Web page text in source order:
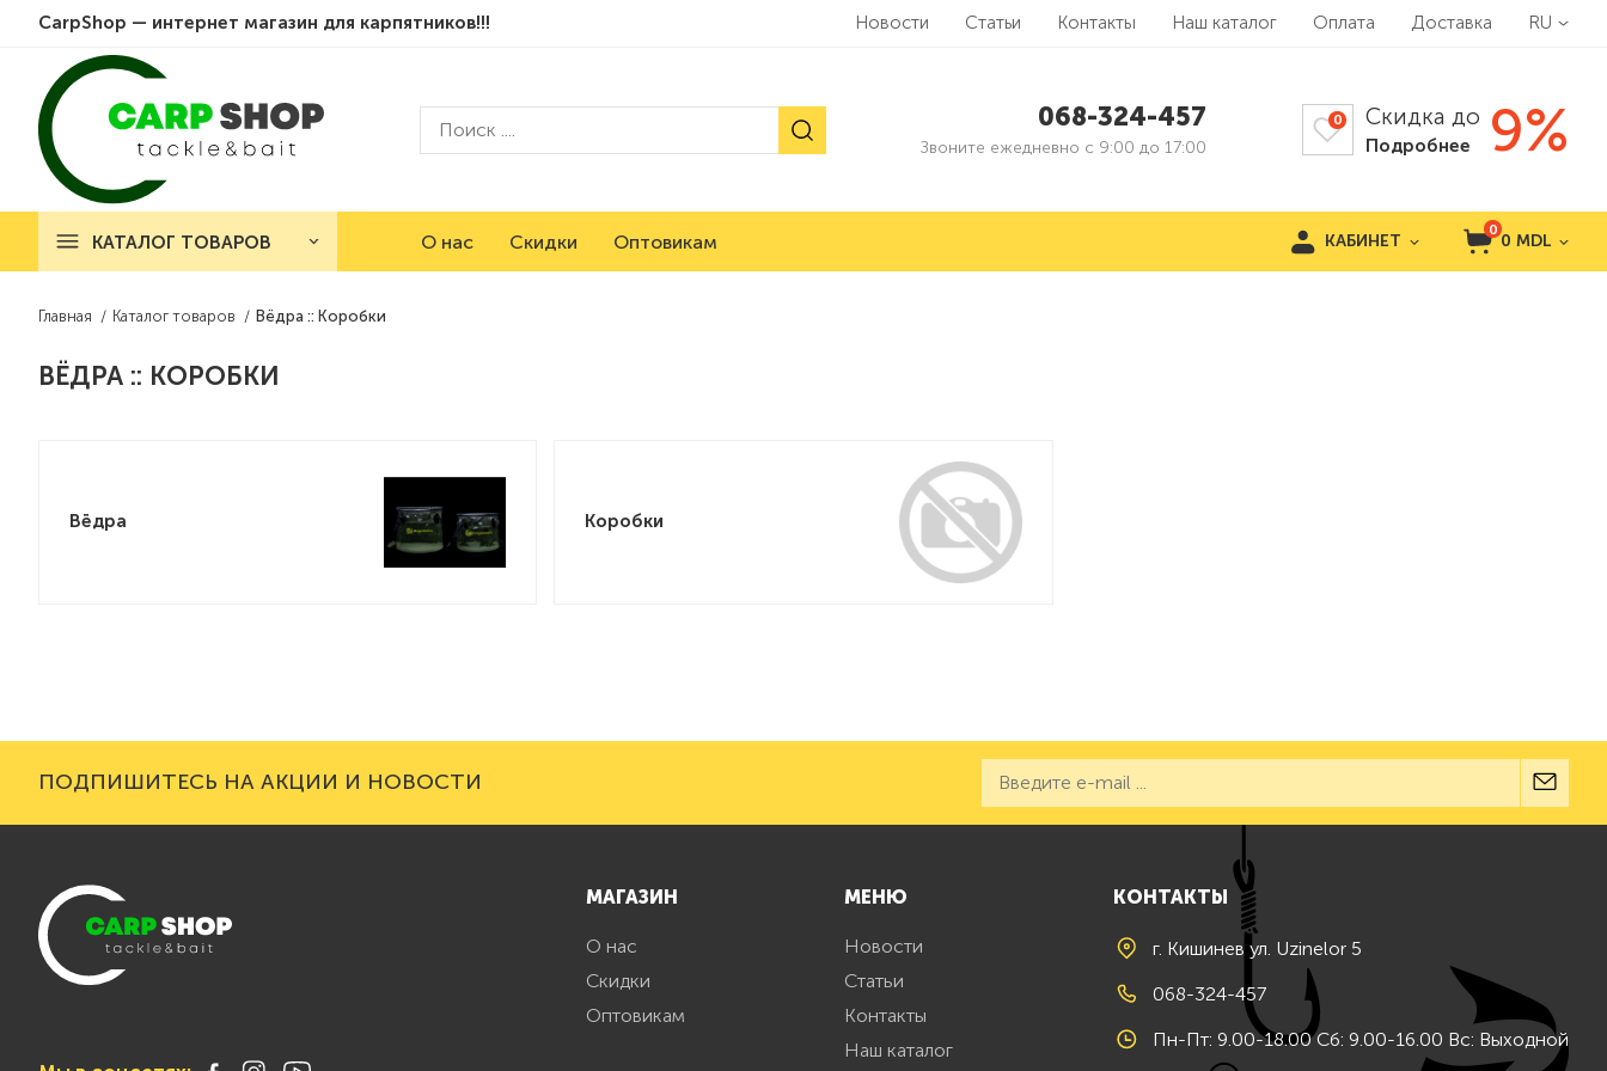
CarpShop — интернет магазин для карпятников!!! Новости Статьи Контакты Наш каталог Оплата Доставка RU
068-324-457
Звоните ежедневно с 9:00 до 17:00
0 Скидка до
Подробнее 9%
КАТАЛОГ ТОВАРОВ О нас Скидки Оптовикам КАБИНЕТ
0
0 MDL
Главная Каталог товаров Вёдра :: Коробки
ВЁДРА :: КОРОБКИ
Вёдра Коробки
ПОДПИШИТЕСЬ НА АКЦИИ И НОВОСТИ
МАГАЗИН
О нас
Скидки
Оптовикам
МЕНЮ
Новости
Статьи
Контакты
Наш каталог
КОНТАКТЫ
г. Кишинев ул. Uzinelor 5
068-324-457
Пн-Пт: 9.00-18.00 Сб: 9.00-16.00 Вс: Выходной